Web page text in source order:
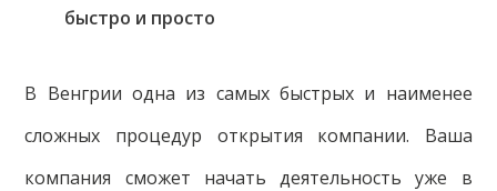
быстро и просто
В Венгрии одна из самых быстрых и наименее
сложных процедур открытия компании. Ваша
компания сможет начать деятельность уже в